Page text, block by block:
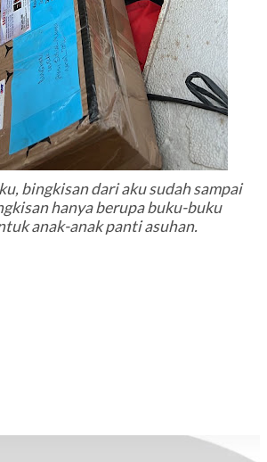
bingkisan dari aku sudah sampai
hanya berupa buku-buku
anak-anak panti asuhan.